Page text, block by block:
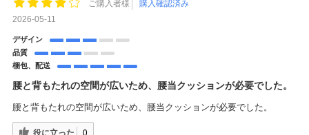
ご購入者様
購入確認済み
2026-05-11
デザイン
品質
梱包、配送
腰と背もたれの空間が広いため、腰当クッションが必要でした。
腰と背もたれの空間が広いため、腰当クッションが必要でした。
役に立った 0